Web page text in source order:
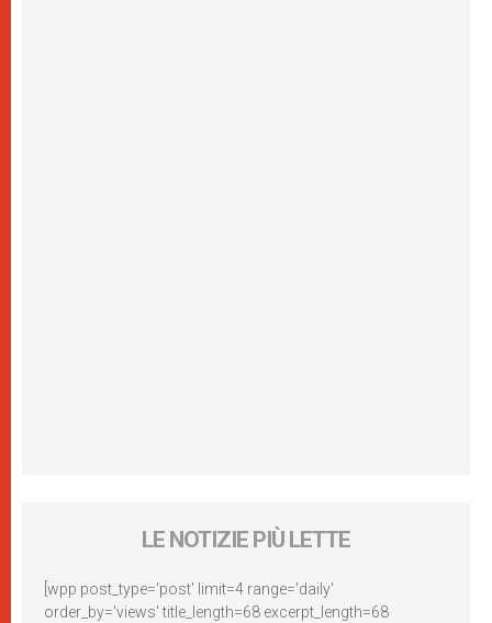
LE NOTIZIE PIÙ LETTE
[wpp post_type='post' limit=4 range='daily'
order_by='views' title_length=68 excerpt_length=68